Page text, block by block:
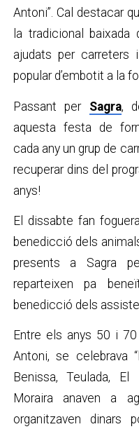
Antoni”. Cal destacar
la tradicional
ajudats per
popular d’embotit a la
Passant per Sagra,
aquesta festa de
cada any un grup de
recuperar dins del
anys!
El dissabte fan
benedicció dels
presents a Sagra
reparteixen pa
benedicció dels
Entre els anys 50 i
Antoni, se celebrava
Benissa, Teulada,
Moraira anaven a
organitzaven dinars